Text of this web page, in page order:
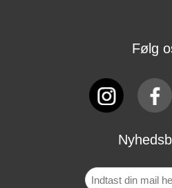
Følg